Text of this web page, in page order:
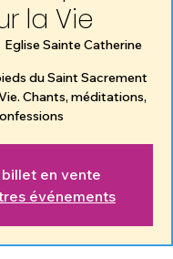
la Vie
Eglise Sainte Catherine
du Saint Sacrement
Chants, méditations,
en vente
événements